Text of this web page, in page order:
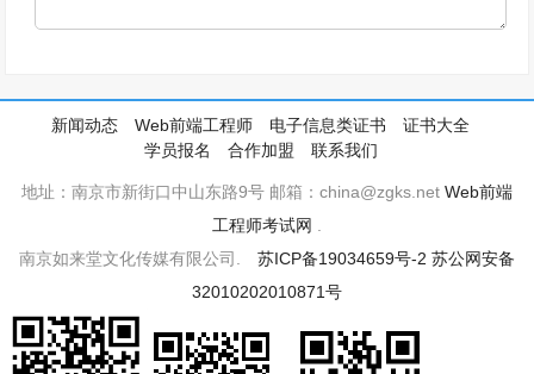
新闻动态 Web前端工程师 电子信息类证书
证书大全
学员报名
合作加盟 联系我们
地址：南京市新街口中山东路9号 邮箱：china@zgks.net Web前端
工程师考试网
南京如来堂文化传媒有限公司. 苏ICP备19034659号-2 苏公网安备
32010202010871号